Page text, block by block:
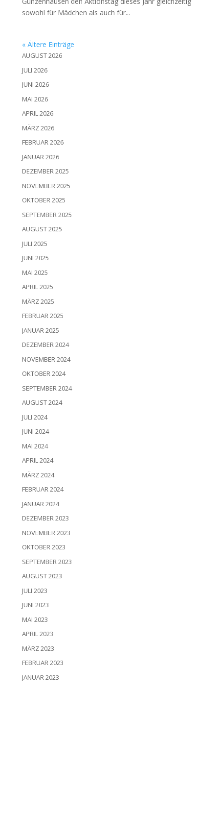
sowohl für Mäd­chen als auch für...
« Ältere Einträge
AUGUST 2026
JULI 2026
JUNI 2026
MAI 2026
APRIL 2026
MÄRZ 2026
FEBRUAR 2026
JANUAR 2026
DEZEMBER 2025
NOVEMBER 2025
OKTOBER 2025
SEPTEMBER 2025
AUGUST 2025
JULI 2025
JUNI 2025
MAI 2025
APRIL 2025
MÄRZ 2025
FEBRUAR 2025
JANUAR 2025
DEZEMBER 2024
NOVEMBER 2024
OKTOBER 2024
SEPTEMBER 2024
AUGUST 2024
JULI 2024
JUNI 2024
MAI 2024
APRIL 2024
MÄRZ 2024
FEBRUAR 2024
JANUAR 2024
DEZEMBER 2023
NOVEMBER 2023
OKTOBER 2023
SEPTEMBER 2023
AUGUST 2023
JULI 2023
JUNI 2023
MAI 2023
APRIL 2023
MÄRZ 2023
FEBRUAR 2023
JANUAR 2023